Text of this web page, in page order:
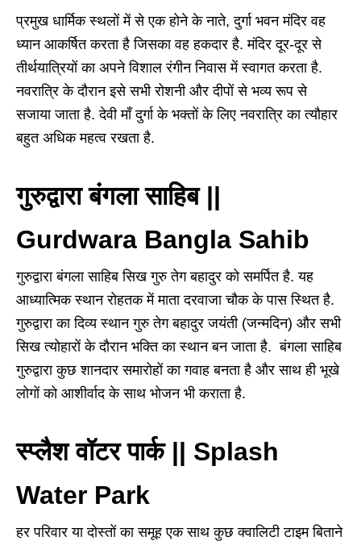
प्रमुख धार्मिक स्थलों में से एक होने के नाते, दुर्गा भवन मंदिर वह
ध्यान आकर्षित करता है जिसका वह हकदार है. मंदिर दूर-दूर से
तीर्थयात्रियों का अपने विशाल रंगीन निवास में स्वागत करता है.
नवरात्रि के दौरान इसे सभी रोशनी और दीपों से भव्य रूप से
सजाया जाता है. देवी माँ दुर्गा के भक्तों के लिए नवरात्रि का त्यौहार
बहुत अधिक महत्व रखता है.
गुरुद्वारा बंगला साहिब ||
Gurdwara Bangla Sahib
गुरुद्वारा बंगला साहिब सिख गुरु तेग बहादुर को समर्पित है. यह
आध्यात्मिक स्थान रोहतक में माता दरवाजा चौक के पास स्थित है.
गुरुद्वारा का दिव्य स्थान गुरु तेग बहादुर जयंती (जन्मदिन) और सभी
सिख त्योहारों के दौरान भक्ति का स्थान बन जाता है. बंगला साहिब
गुरुद्वारा कुछ शानदार समारोहों का गवाह बनता है और साथ ही भूखे
लोगों को आशीर्वाद के साथ भोजन भी कराता है.
स्प्लैश वॉटर पार्क || Splash
Water Park
हर परिवार या दोस्तों का समूह एक साथ कुछ क्वालिटी टाइम बिताने